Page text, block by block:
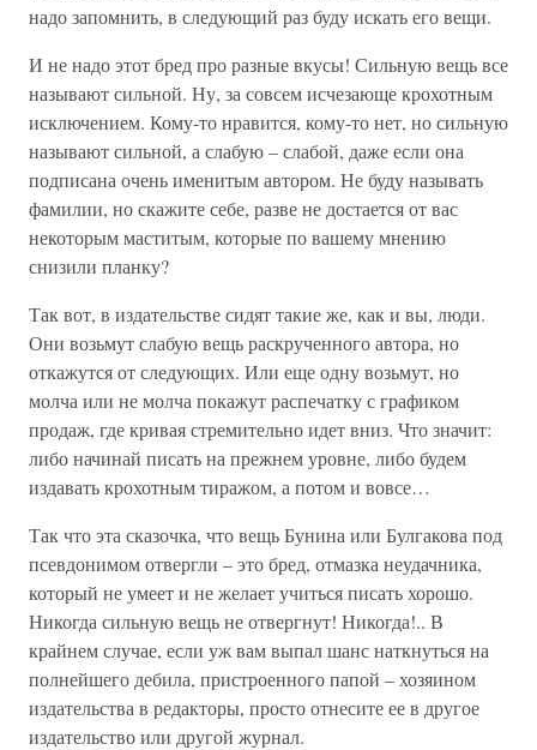
надо запомнить, в следующий раз буду искать его вещи.
И не надо этот бред про разные вкусы! Сильную вещь все
называют сильной. Ну, за совсем исчезающе крохотным
исключением. Кому-то нравится, кому-то нет, но сильную
называют сильной, а слабую – слабой, даже если она
подписана очень именитым автором. Не буду называть
фамилии, но скажите себе, разве не достается от вас
некоторым маститым, которые по вашему мнению
снизили планку?
Так вот, в издательстве сидят такие же, как и вы, люди.
Они возьмут слабую вещь раскрученного автора, но
откажутся от следующих. Или еще одну возьмут, но
молча или не молча покажут распечатку с графиком
продаж, где кривая стремительно идет вниз. Что значит:
либо начинай писать на прежнем уровне, либо будем
издавать крохотным тиражом, а потом и вовсе…
Так что эта сказочка, что вещь Бунина или Булгакова под
псевдонимом отвергли – это бред, отмазка неудачника,
который не умеет и не желает учиться писать хорошо.
Никогда сильную вещь не отвергнут! Никогда!.. В
крайнем случае, если уж вам выпал шанс наткнуться на
полнейшего дебила, пристроенного папой – хозяином
издательства в редакторы, просто отнесите ее в другое
издательство или другой журнал.